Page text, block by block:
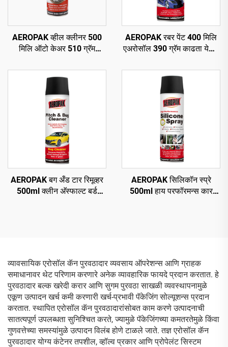
AEROPAK व्हील क्लीनर 500
मिलि ऑटो केअर 510 ग्रॅम
AEROPAK रबर पेंट 400 मिलि
एअरोसॉल 390 ग्रॅम काढता येणारे
AEROPAK बग अँड टार रिमूव्हर
500ml क्लीन अ‍ॅस्फाल्ट बर्ड
AEROPAK सिलिकॉन स्प्रे
500ml हाय परफॉरमन्स कार
व्यावसायिक एरोसॉल कॅन पुरवठादार व्यवसाय ऑपरेशन्स आणि ग्राहक
समाधानावर थेट परिणाम करणारे अनेक व्यावहारिक फायदे प्रदान करतात. हे
पुरवठादार बल्क खरेदी करार आणि सुगम पुरवठा साखळी व्यवस्थापनामुळे
एकूण उत्पादन खर्च कमी करणारी खर्च-प्रभावी पॅकेजिंग सोल्यूशन्स प्रदान
करतात. स्थापित एरोसॉल कॅन पुरवठादारांसोबत काम करणे उत्पादनाची
सातत्यपूर्ण उपलब्धता सुनिश्चित करते, ज्यामुळे पॅकेजिंगच्या कमतरतेमुळे किंवा
गुणवत्तेच्या समस्यांमुळे उत्पादन विलंब होणे टाळले जाते. तज्ञ एरोसॉल कॅन
पुरवठादार योग्य कंटेनर तपशील, व्हॉल्व प्रकार आणि प्रोपेलंट सिस्टम